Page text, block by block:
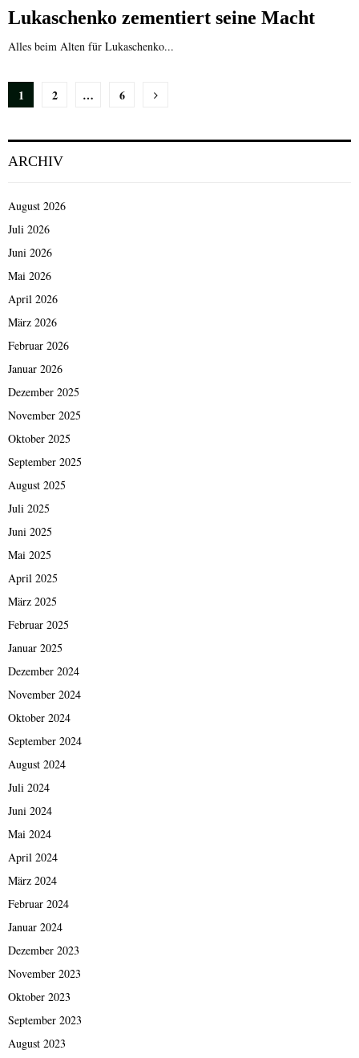
Lukaschenko zementiert seine Macht
Alles beim Alten für Lukaschenko...
Seitennummerierung
Beiträge
1 2 … 6
ARCHIV
August 2026
Juli 2026
Juni 2026
Mai 2026
April 2026
März 2026
Februar 2026
Januar 2026
Dezember 2025
November 2025
Oktober 2025
September 2025
August 2025
Juli 2025
Juni 2025
Mai 2025
April 2025
März 2025
Februar 2025
Januar 2025
Dezember 2024
November 2024
Oktober 2024
September 2024
August 2024
Juli 2024
Juni 2024
Mai 2024
April 2024
März 2024
Februar 2024
Januar 2024
Dezember 2023
November 2023
Oktober 2023
September 2023
August 2023